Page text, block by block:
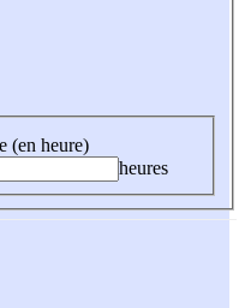
(en heure)
heures